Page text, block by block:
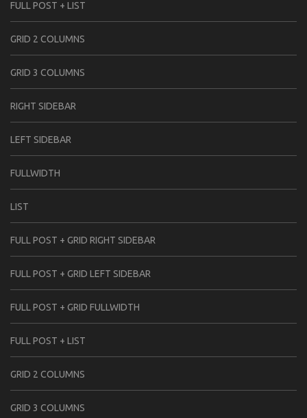
FULL POST + LIST
GRID 2 COLUMNS
GRID 3 COLUMNS
RIGHT SIDEBAR
LEFT SIDEBAR
FULLWIDTH
LIST
FULL POST + GRID RIGHT SIDEBAR
FULL POST + GRID LEFT SIDEBAR
FULL POST + GRID FULLWIDTH
FULL POST + LIST
GRID 2 COLUMNS
GRID 3 COLUMNS